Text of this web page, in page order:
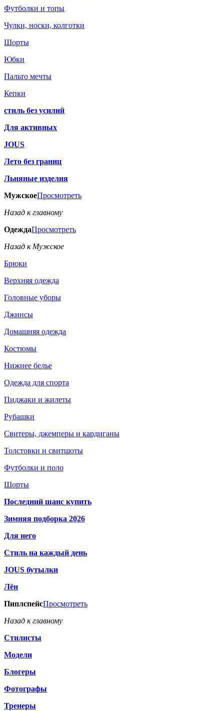
Футболки и топы
Чулки, носки, колготки
Шорты
Юбки
Пальто мечты
Кепки
стиль без усилий
Для активных
JOUS
Лето без границ
Льняные изделия
МужскоеПросмотреть
Назад к главному
ОдеждаПросмотреть
Назад к Мужское
Брюки
Верхняя одежда
Головные уборы
Джинсы
Домашняя одежда
Костюмы
Нижнее белье
Одежда для спорта
Пиджаки и жилеты
Рубашки
Свитеры, джемперы и кардиганы
Толстовки и свитшоты
Футболки и поло
Шорты
Последний шанс купить
Зимняя подборка 2026
Для него
Стиль на каждый день
JOUS бутылки
Лён
ПиплспейсПросмотреть
Назад к главному
Стилисты
Модели
Блогеры
Фотографы
Тренеры